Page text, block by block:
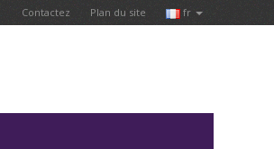
Contactez Plan du site fr